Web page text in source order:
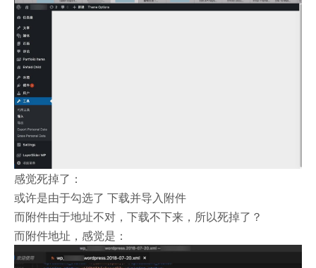
感觉死掉了：
或许是由于勾选了 下载并导入附件
而附件由于地址不对，下载不下来，所以死掉了？
而附件地址，感觉是：